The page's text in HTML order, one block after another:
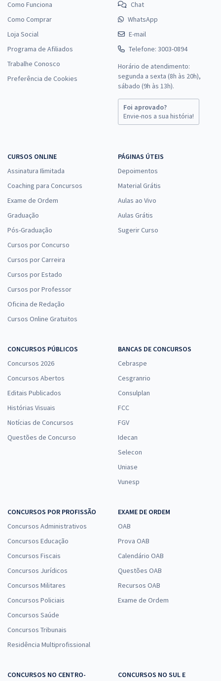
Como Funciona
Como Comprar
Loja Social
Programa de Afiliados
Trabalhe Conosco
Preferência de Cookies
Chat
WhatsApp
E-mail
Telefone: 3003-0894
Horário de atendimento:
segunda a sexta (8h às 20h),
sábado (9h às 13h).
Foi aprovado?
Envie-nos a sua história!
CURSOS ONLINE
Assinatura Ilimitada
Coaching para Concursos
Exame de Ordem
Graduação
Pós-Graduação
Cursos por Concurso
Cursos por Carreira
Cursos por Estado
Cursos por Professor
Oficina de Redação
Cursos Online Gratuitos
PÁGINAS ÚTEIS
Depoimentos
Material Grátis
Aulas ao Vivo
Aulas Grátis
Sugerir Curso
CONCURSOS PÚBLICOS
Concursos 2026
Concursos Abertos
Editais Publicados
Histórias Visuais
Notícias de Concursos
Questões de Concurso
BANCAS DE CONCURSOS
Cebraspe
Cesgranrio
Consulplan
FCC
FGV
Idecan
Selecon
Uniase
Vunesp
CONCURSOS POR PROFISSÃO
Concursos Administrativos
Concursos Educação
Concursos Fiscais
Concursos Jurídicos
Concursos Militares
Concursos Policiais
Concursos Saúde
Concursos Tribunais
Residência Multiprofissional
EXAME DE ORDEM
OAB
Prova OAB
Calendário OAB
Questões OAB
Recursos OAB
Exame de Ordem
CONCURSOS NO CENTRO-
CONCURSOS NO SUL E